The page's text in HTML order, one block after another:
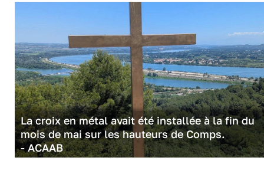
La croix en métal avait été installée à la fin du
mois de mai sur les hauteurs de Comps.
- ACAAB